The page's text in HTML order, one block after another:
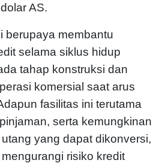
AS.
berupaya membantu
selama siklus hidup
tahap konstruksi dan
komersial saat arus
fasilitas ini terutama
serta kemungkinan
yang dapat dikonversi,
risiko kredit